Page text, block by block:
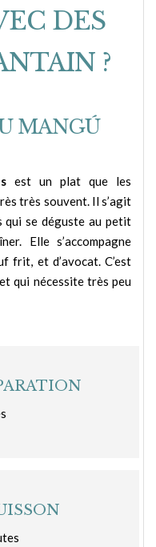
DES
?
MANGÚ
est un plat que les
très souvent. Il s’agit
qui se déguste au petit
Elle s’accompagne
frit, et d’avocat. C’est
qui nécessite très peu